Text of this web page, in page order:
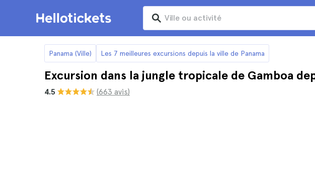
Panama (Ville) Les 7 meilleures excursions depuis la ville de Panama
Excursion dans la jungle tropicale de Gamboa
4.5 (663 avis)